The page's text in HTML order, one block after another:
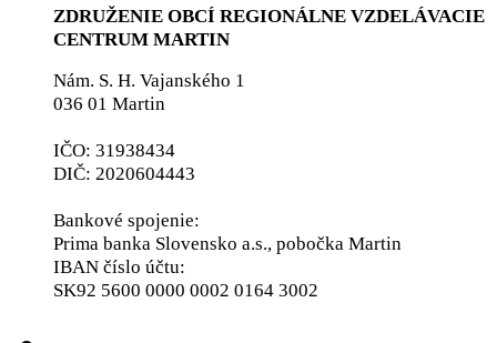
ZDRUŽENIE OBCÍ REGIONÁLNE VZDELÁVACIE
CENTRUM MARTIN
Nám. S. H. Vajanského 1
036 01 Martin
IČO: 31938434
DIČ: 2020604443
Bankové spojenie:
Prima banka Slovensko a.s., pobočka Martin
IBAN číslo účtu:
SK92 5600 0000 0002 0164 3002